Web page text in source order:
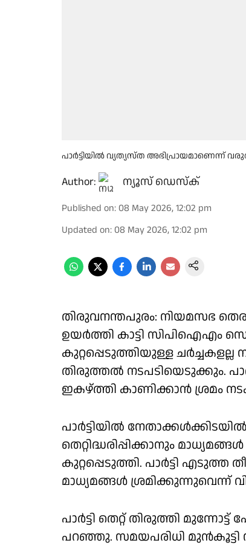
പാർട്ടിയിൽ വ്യത്യസ്ത അഭിപ്രായമാണെന്ന്
Author: ന്യൂസ് ഡെസ്ക്
Published on: 08 May 2026, 12:02 pm
Updated on: 08 May 2026, 12:02 pm
തിരുവനന്തപുരം: നിയമസഭ
ഉയർത്തി കാട്ടി സിപിഐഎം
കുറ്റപ്പെടുത്തിയുള്ള ചർച്ചകളല്ല
തിരുത്തൽ നടപടിയെടുക്കും.
ഇകഴ്ത്തി കാണിക്കാൻ ശ്രമം
പാർട്ടിയിൽ
തെറ്റിദ്ധരിപ്പിക്കാനും
കുറ്റപ്പെടുത്തി. പാർട്ടി
മാധ്യമങ്ങൾ ശ്രമിക്കുന്നുവെന്ന്
പാർട്ടി തെറ്റ് തിരുത്തി
പറഞ്ഞു. സമയപരിധി മുൻകൂട്ടി